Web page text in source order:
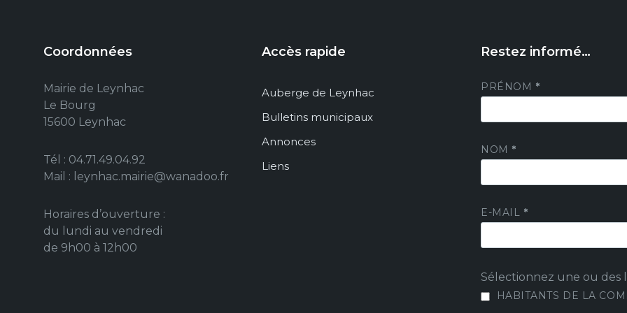
Coordonnées
Mairie de Leynhac
Le Bourg
15600 Leynhac
Tél : 04.71.49.04.92
Mail : leynhac.mairie@wanadoo.fr
Horaires d’ouverture :
du lundi au vendredi
de 9h00 à 12h00
Accès rapide
Auberge de Leynhac
Bulletins municipaux
Annonces
Liens
Restez informé…
PRÉNOM *
NOM *
E-MAIL *
Sélectionnez une ou des
HABITANTS DE LA